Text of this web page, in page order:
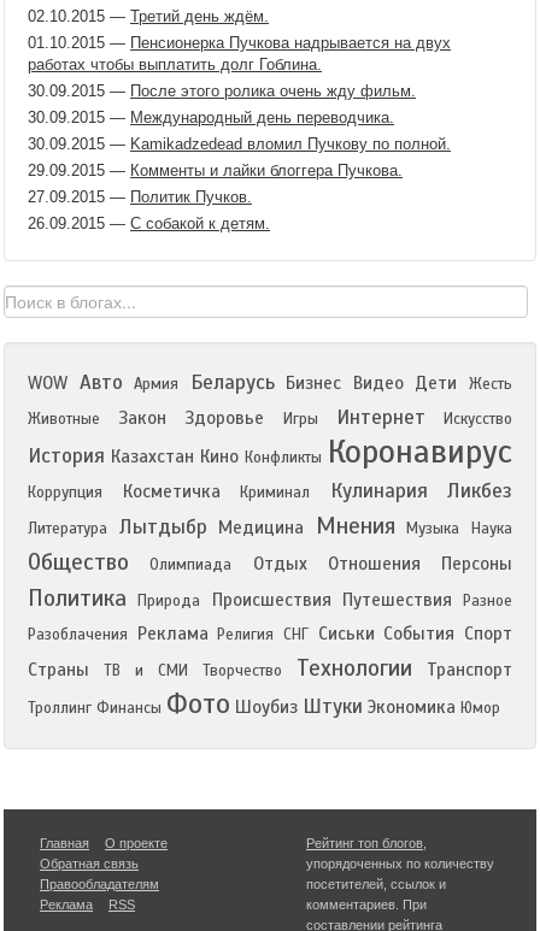
02.10.2015 — Третий день ждём.
01.10.2015 — Пенсионерка Пучкова надрывается на двух
работах чтобы выплатить долг Гоблина.
30.09.2015 — После этого ролика очень жду фильм.
30.09.2015 — Международный день переводчика.
30.09.2015 — Kamikadzedead вломил Пучкову по полной.
29.09.2015 — Комменты и лайки блоггера Пучкова.
27.09.2015 — Политик Пучков.
26.09.2015 — С собакой к детям.
WOW Авто Армия Беларусь Бизнес Видео Дети
Жесть
Животные
Закон Здоровье Игры Интернет Искусство
История Казахстан Кино Конфликты Коронавирус
Коррупция Косметичка Криминал Кулинария Ликбез
Литература Лытдыбр Медицина Мнения Музыка Наука
Общество Олимпиада Отдых Отношения Персоны
Политика Природа Происшествия Путешествия
Разное
Разоблачения
Реклама Религия СНГ Сиськи События Спорт
Страны
ТВ и СМИ Творчество Технологии Транспорт
Троллинг Финансы Фото Шоубиз Штуки Экономика Юмор
Главная
О проекте
Обратная связь
Правообладателям
Реклама
RSS
Рейтинг топ блогов
упорядоченных по количеству
посетителей, ссылок и
комментариев. При
составлении рейтинга